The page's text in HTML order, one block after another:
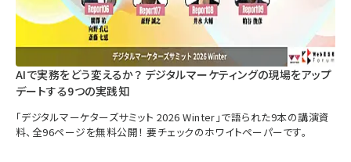
AIで実務をどう変えるか？ デジタルマーケティングの現場をアップ
デートする9つの実践知
「デジタルマーケターズサミット 2026 Winter」で語られた9本の講演資
料、全96ページを無料公開！ 要チェックのホワイトペーパーです。